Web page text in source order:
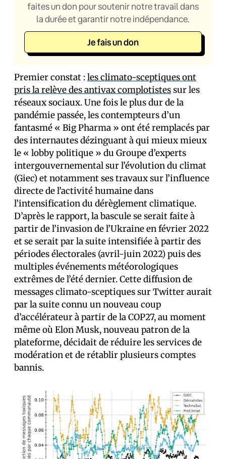
faites un don pour soutenir notre travail dans
la durée et garantir notre indépendance.
Je fais un don
Premier constat :les climato-sceptiques ont
pris la relève des antivax complotistessur les
réseaux sociaux. Une fois le plus dur de la
pandémie passée, les contempteurs d’un
fantasmé « Big Pharma » ont été remplacés par
des internautes dézinguant à qui mieux mieux
le « lobby politique » du Groupe d’experts
intergouvernemental sur l’évolution du climat
(Giec) et notamment ses travaux sur l’influence
directe de l’activité humaine dans
l’intensification du dérèglement climatique.
D’après le rapport, la bascule se serait faite à
partir de l’invasion de l’Ukraine en février 2022
et se serait par la suite intensifiée à partir des
périodes électorales (avril-juin 2022) puis des
multiples événements météorologiques
extrêmes de l’été dernier. Cette diffusion de
messages climato-sceptiques sur Twitter aurait
par la suite connu un nouveau coup
d’accélérateur à partir de la COP27, au moment
même où Elon Musk, nouveau patron de la
plateforme, décidait de réduire les services de
modération et de rétablir plusieurs comptes
bannis.